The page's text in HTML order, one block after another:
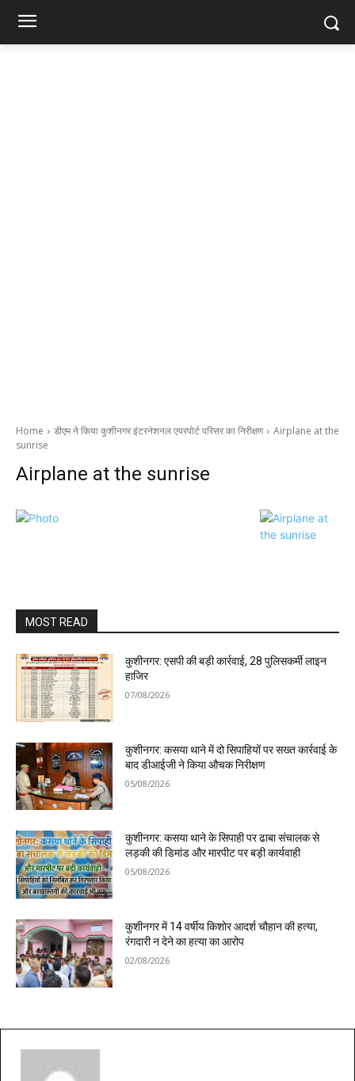
Home डीएम ने किया कुशीनगर इंटरनेशनल एयरपोर्ट परिसर का निरीक्षण
Airplane at the
sunrise
Airplane at the sunrise
MOST READ
कुशीनगर: एसपी की बड़ी कार्रवाई, 28 पुलिसकर्मी लाइन
हाजिर
07/08/2026
कुशीनगर: कसया थाने में दो सिपाहियों पर सख्त कार्रवाई के
बाद डीआईजी ने किया औचक निरीक्षण
05/08/2026
कुशीनगर: कसया थाने के सिपाही पर ढाबा संचालक से
लड़की की डिमांड और मारपीट पर बड़ी कार्यवाही
05/08/2026
कुशीनगर में 14 वर्षीय किशोर आदर्श चौहान की हत्या,
रंगदारी न देने का हत्या का आरोप
02/08/2026